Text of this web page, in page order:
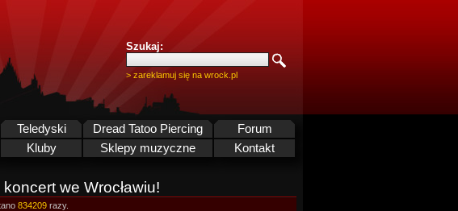
Szukaj:
> zareklamuj się na wrock.pl
Teledyski Dread Tatoo Piercing
Forum
Kluby Sklepy muzyczne Kontakt
we Wrocławiu!
834209 razy.